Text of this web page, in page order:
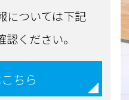
については下記
ください。
ちら